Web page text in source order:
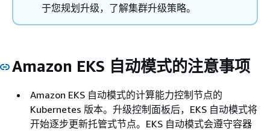
于您规划升级，了解集群升级策略。
Amazon EKS 自动模式的注意事项
Amazon EKS 自动模式的计算能力控制节点的
Kubernetes 版本。升级控制面板后，EKS 自动模式将
开始逐步更新托管式节点。EKS 自动模式会遵守容器